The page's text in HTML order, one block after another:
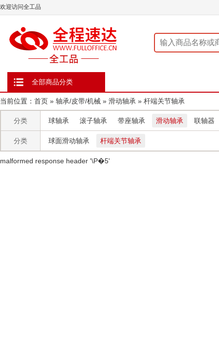
欢迎访问全工品
全部商品分类
当前位置： 首页 » 轴承/皮带/机械 » 滑动轴承 » 杆端关节轴承
分类 球轴承 滚子轴承 带座轴承 滑动轴承 联轴器
分类 球面滑动轴承 杆端关节轴承
malformed response header ' \P�5'